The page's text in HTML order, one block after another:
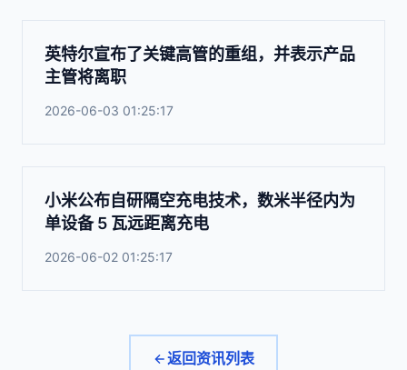
英特尔宣布了关键高管的重组，并表示产品
主管将离职
2026-06-03 01:25:17
小米公布自研隔空充电技术，数米半径内为
单设备 5 瓦远距离充电
2026-06-02 01:25:17
返回资讯列表